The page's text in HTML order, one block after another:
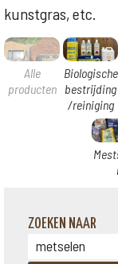
kunstgras, etc.
Alle
producten
Biologische
bestrijding
/reiniging
ZOEKEN NAAR